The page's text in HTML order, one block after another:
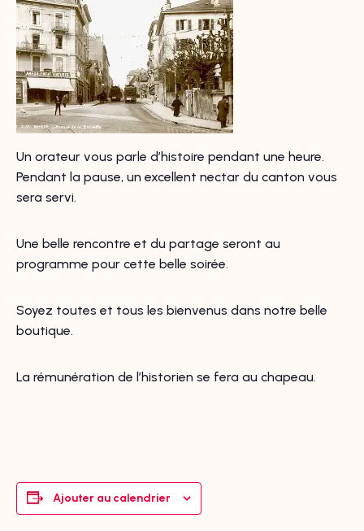
Un orateur vous parle d’histoire pendant une heure.
Pendant la pause, un excellent nectar du canton vous
sera servi.
Une belle rencontre et du partage seront au
programme pour cette belle soirée.
Soyez toutes et tous les bienvenus dans notre belle
boutique.
La rémunération de l’historien se fera au chapeau.
Ajouter au calendrier